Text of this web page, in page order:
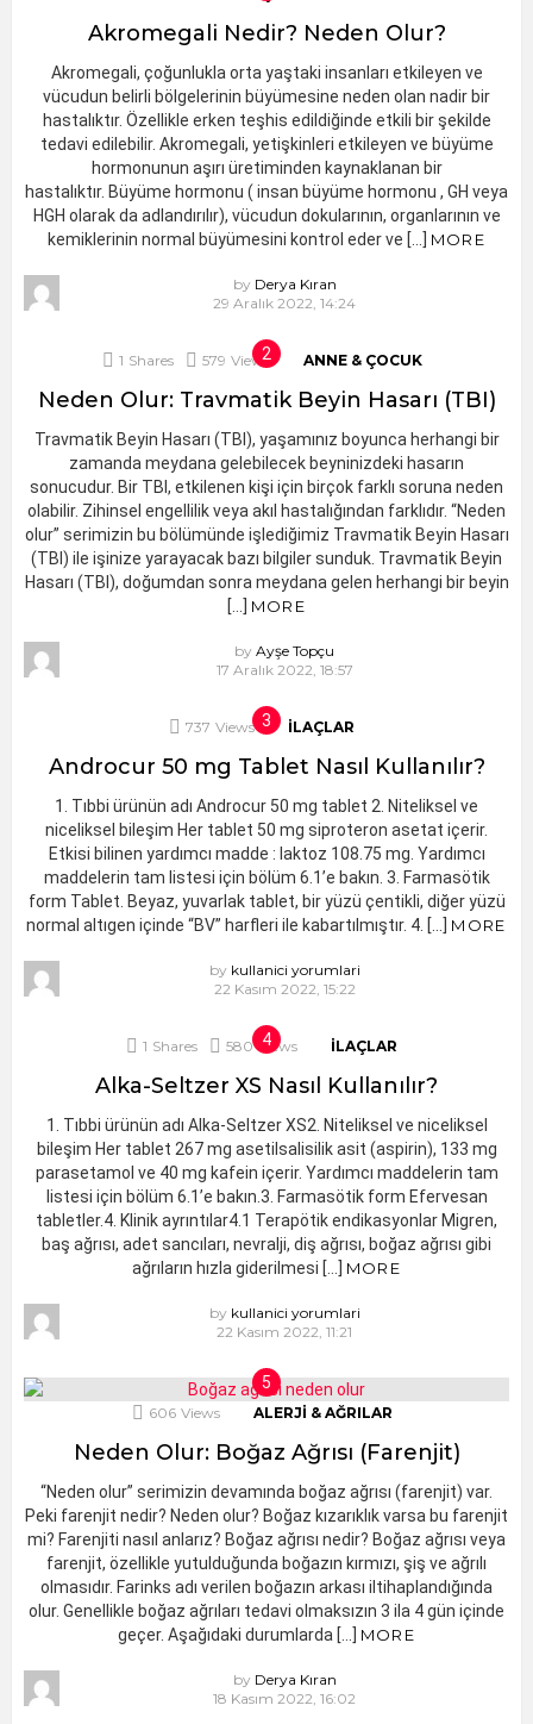
Akromegali Nedir? Neden Olur?
Akromegali, çoğunlukla orta yaştaki insanları etkileyen ve
vücudun belirli bölgelerinin büyümesine neden olan nadir bir
hastalıktır. Özellikle erken teşhis edildiğinde etkili bir şekilde
tedavi edilebilir. Akromegali, yetişkinleri etkileyen ve büyüme
hormonunun aşırı üretiminden kaynaklanan bir
hastalıktır. Büyüme hormonu ( insan büyüme hormonu , GH veya
HGH olarak da adlandırılır), vücudun dokularının, organlarının ve
kemiklerinin normal büyümesini kontrol eder ve […] MORE
by Derya Kıran
29 Aralık 2022, 14:24
1 Shares 579 Views ANNE & ÇOCUK
Neden Olur: Travmatik Beyin Hasarı (TBI)
Travmatik Beyin Hasarı (TBI), yaşamınız boyunca herhangi bir
zamanda meydana gelebilecek beyninizdeki hasarın
sonucudur. Bir TBI, etkilenen kişi için birçok farklı soruna neden
olabilir. Zihinsel engellilik veya akıl hastalığından farklıdır. “Neden
olur” serimizin bu bölümünde işlediğimiz Travmatik Beyin Hasarı
(TBI) ile işinize yarayacak bazı bilgiler sunduk. Travmatik Beyin
Hasarı (TBI), doğumdan sonra meydana gelen herhangi bir beyin
[…] MORE
by Ayşe Topçu
17 Aralık 2022, 18:57
737 Views İLAÇLAR
Androcur 50 mg Tablet Nasıl Kullanılır?
1. Tıbbi ürünün adı Androcur 50 mg tablet 2. Niteliksel ve
niceliksel bileşim Her tablet 50 mg siproteron asetat içerir.
Etkisi bilinen yardımcı madde : laktoz 108.75 mg. Yardımcı
maddelerin tam listesi için bölüm 6.1’e bakın. 3. Farmasötik
form Tablet. Beyaz, yuvarlak tablet, bir yüzü çentikli, diğer yüzü
normal altıgen içinde “BV” harfleri ile kabartılmıştır. 4. […] MORE
by kullanici yorumlari
22 Kasım 2022, 15:22
1 Shares 580 Views İLAÇLAR
Alka-Seltzer XS Nasıl Kullanılır?
1. Tıbbi ürünün adı Alka-Seltzer XS2. Niteliksel ve niceliksel
bileşim Her tablet 267 mg asetilsalisilik asit (aspirin), 133 mg
parasetamol ve 40 mg kafein içerir. Yardımcı maddelerin tam
listesi için bölüm 6.1’e bakın.3. Farmasötik form Efervesan
tabletler.4. Klinik ayrıntılar4.1 Terapötik endikasyonlar Migren,
baş ağrısı, adet sancıları, nevralji, diş ağrısı, boğaz ağrısı gibi
ağrıların hızla giderilmesi […] MORE
by kullanici yorumlari
22 Kasım 2022, 11:21
606 Views ALERJI & AĞRILAR
Neden Olur: Boğaz Ağrısı (Farenjit)
“Neden olur” serimizin devamında boğaz ağrısı (farenjit) var.
Peki farenjit nedir? Neden olur? Boğaz kızarıklık varsa bu farenjit
mi? Farenjiti nasıl anlarız? Boğaz ağrısı nedir? Boğaz ağrısı veya
farenjit, özellikle yutulduğunda boğazın kırmızı, şiş ve ağrılı
olmasıdır. Farinks adı verilen boğazın arkası iltihaplandığında
olur. Genellikle boğaz ağrıları tedavi olmaksızın 3 ila 4 gün içinde
geçer. Aşağıdaki durumlarda […] MORE
by Derya Kıran
18 Kasım 2022, 16:02